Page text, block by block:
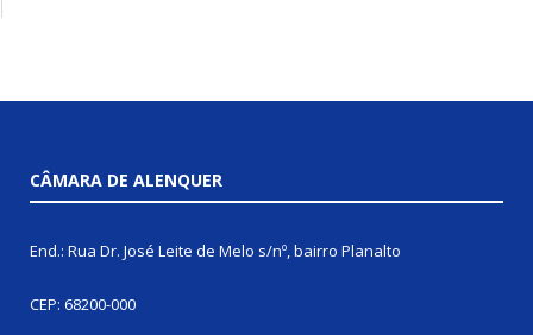
CÂMARA DE ALENQUER
End.: Rua Dr. José Leite de Melo s/nº, bairro Planalto
CEP: 68200-000